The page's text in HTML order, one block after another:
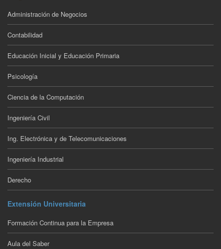
Administración de Negocios
Contabilidad
Educación Inicial y Educación Primaria
Psicología
Ciencia de la Computación
Ingeniería Civil
Ing. Electrónica y de Telecomunicaciones
Ingeniería Industrial
Derecho
Extensión Universitaria
Formación Continua para la Empresa
Aula del Saber